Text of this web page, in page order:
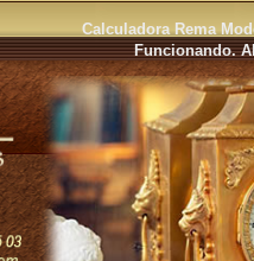
Calculadora Rema
Funcionando.